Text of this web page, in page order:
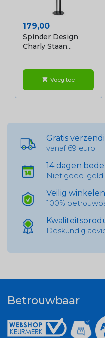
Prijs
179,00
Spinder Design
Charly Staan...
shopping_cart Voeg toe
Gratis
vanaf 69 euro
14 dagen
Niet goed, geld
Veilig winkelen
100%
Deskundig
Betrouwbaar